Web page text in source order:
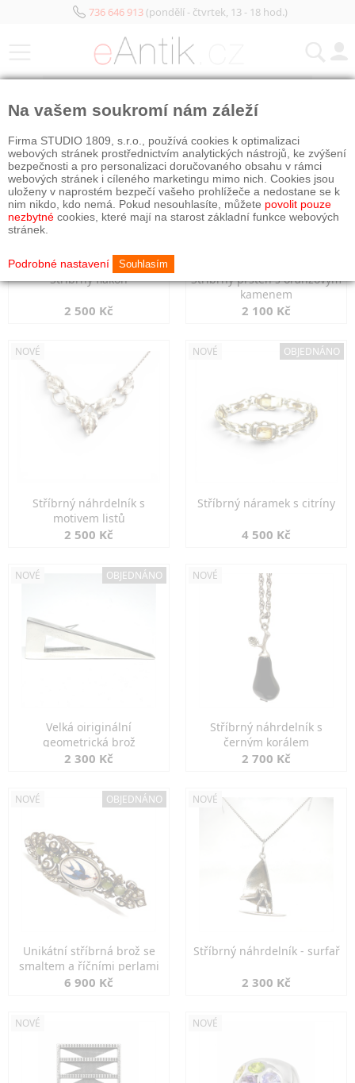
736 646 913(pondělí - čtvrtek, 13 - 18 hod.)
Stříbrný flakon
2 500 Kč
Stříbrný prsten s oranžovým
kamenem
2 100 Kč
NOVÉ
Stříbrný náhrdelník s
motivem listů
2 500 Kč
NOVÉ OBJEDNÁNO
Stříbrný náramek s citríny
4 500 Kč
NOVÉ OBJEDNÁNO
Velká oiriginální
geometrická brož
2 300 Kč
NOVÉ
Stříbrný náhrdelník s
černým korálem
2 700 Kč
NOVÉ OBJEDNÁNO
Unikátní stříbrná brož se
smaltem a říčními perlami
6 900 Kč
NOVÉ
Stříbrný náhrdelník - surfař
2 300 Kč
NOVÉ NOVÉ
Na vašem soukromí nám záleží
Firma STUDIO 1809, s.r.o., používá cookies k optimalizaci
webových stránek prostřednictvím analytických nástrojů, ke zvýšení
bezpečnosti a pro personalizaci doručovaného obsahu v rámci
webových stránek i cíleného marketingu mimo nich. Cookies jsou
uloženy v naprostém bezpečí vašeho prohlížeče a nedostane se k
nim nikdo, kdo nemá. Pokud nesouhlasíte, můžete povolit pouze
nezbytné cookies, které mají na starost základní funkce webových
stránek.
Podrobné nastavení Souhlasím